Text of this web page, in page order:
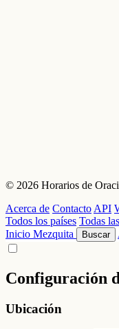
© 2026 Horarios de
Acerca de Contacto API
Todos los países Todas
Inicio Mezquita Buscar
Configuración
Ubicación